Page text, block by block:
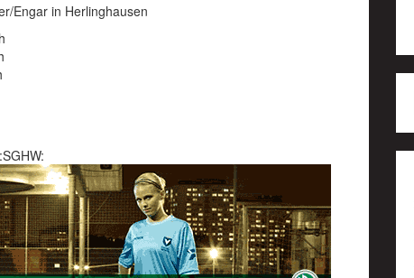
Engar in Herlinghausen
:SGHW: